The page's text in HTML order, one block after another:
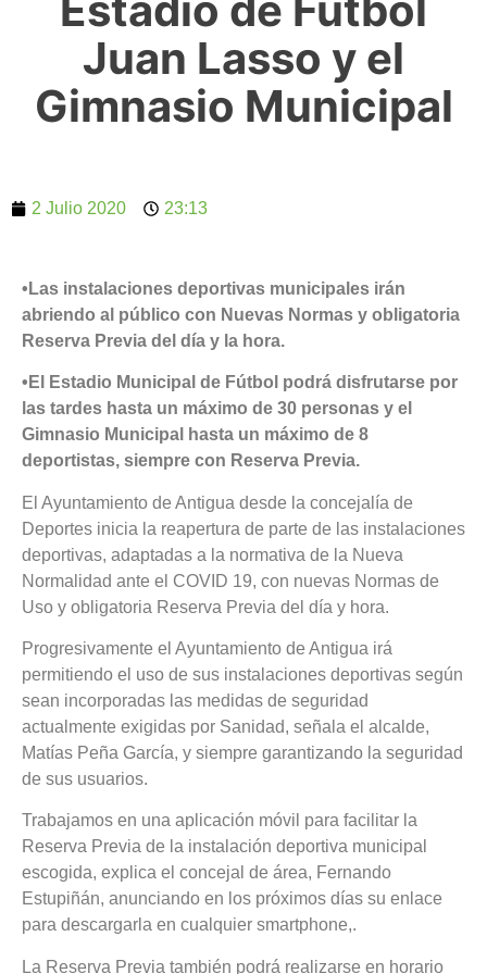
Juan Lasso y el
Gimnasio Municipal
2 Julio 2020 23:13
•Las instalaciones deportivas municipales irán
abriendo al público con Nuevas Normas y obligatoria
Reserva Previa del día y la hora.
•El Estadio Municipal de Fútbol podrá disfrutarse por
las tardes hasta un máximo de 30 personas y el
Gimnasio Municipal hasta un máximo de 8
deportistas, siempre con Reserva Previa.
El Ayuntamiento de Antigua desde la concejalía de
Deportes inicia la reapertura de parte de las instalaciones
deportivas, adaptadas a la normativa de la Nueva
Normalidad ante el COVID 19, con nuevas Normas de
Uso y obligatoria Reserva Previa del día y hora.
Progresivamente el Ayuntamiento de Antigua irá
permitiendo el uso de sus instalaciones deportivas según
sean incorporadas las medidas de seguridad
actualmente exigidas por Sanidad, señala el alcalde,
Matías Peña García, y siempre garantizando la seguridad
de sus usuarios.
Trabajamos en una aplicación móvil para facilitar la
Reserva Previa de la instalación deportiva municipal
escogida, explica el concejal de área, Fernando
Estupiñán, anunciando en los próximos días su enlace
para descargarla en cualquier smartphone,.
La Reserva Previa también podrá realizarse en horario